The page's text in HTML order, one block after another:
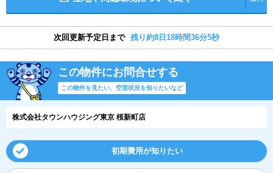
次回更新予定日まで 残り約8日18時間36分4秒
この物件にお問合せする
この物件を見たい、空室状況を知りたいなど
株式会社タウンハウジング東京 桜新町店
初期費用が知りたい